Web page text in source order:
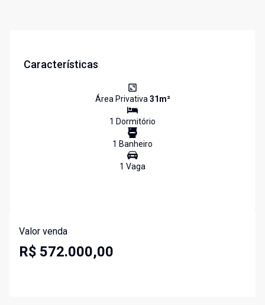
Características
Área Privativa31m²
1 Dormitório
1 Banheiro
1 Vaga
Valor venda
R$ 572.000,00